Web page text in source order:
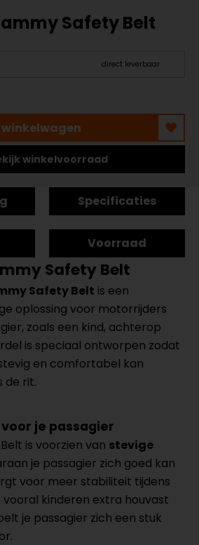
Safety Belt
direct leverbaar
winkelvoorraad
Specificaties
Voorraad
Safety Belt
Safety Belt is een
oplossing voor motorrijders
zoals een kind, achterop
is speciaal ontworpen zodat
en comfortabel kan
de rit.
je passagier
is voorzien van stevige
je passagier zich goed kan
voor meer stabiliteit tijdens
kinderen extra houvast
je passagier zich een stuk